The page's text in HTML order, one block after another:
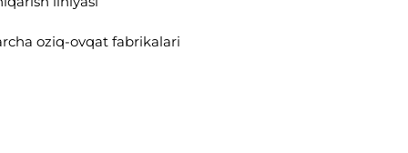
oziq-ovqat fabrikalari